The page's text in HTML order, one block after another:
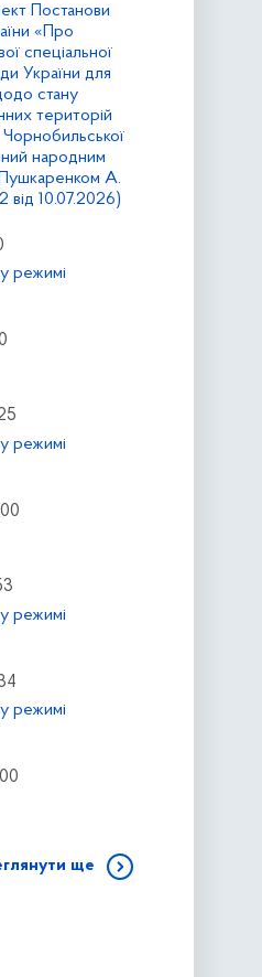
Постанови
«Про
спеціальної
України для
стану
територій
Чорнобильської
народним
А.
10.07.2026)
режимі
режимі
режимі
режимі
ще